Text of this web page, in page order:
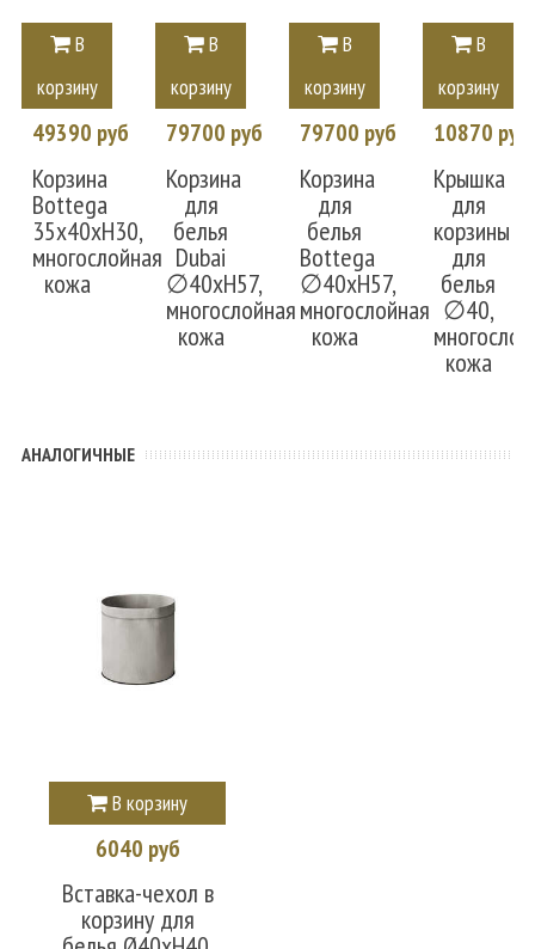
В
корзину
49390 руб
Корзина
Bottega
35x40xH30,
многослойная
кожа
В
корзину
79700 руб
Корзина
для
белья
Dubai
∅40xH57,
многослойная
кожа
В
корзину
79700 руб
Корзина
для
белья
Bottega
∅40xH57,
многослойная
кожа
В
корзину
10870 руб
Крышка
для
корзины
для
белья
∅40,
кожа
АНАЛОГИЧНЫЕ
В корзину
6040 руб
Вставка-чехол в
корзину для